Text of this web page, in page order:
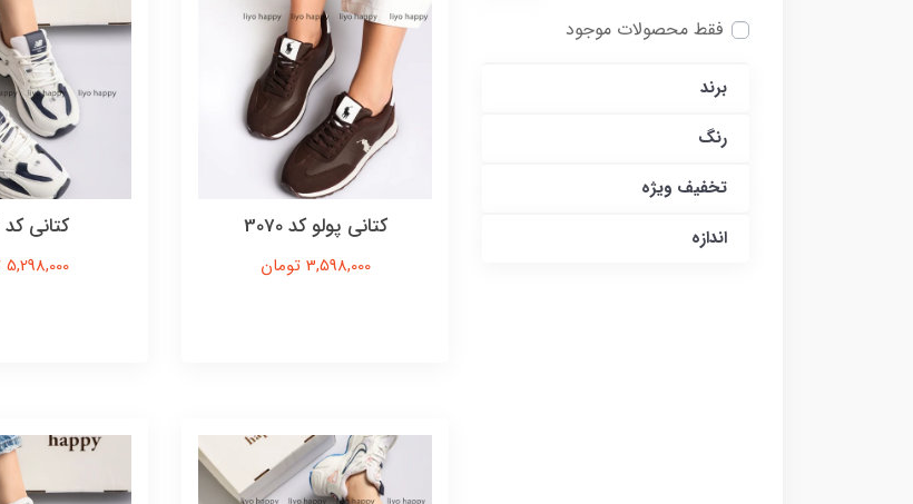
فقط محصولات موجود
برند
رنگ
تخفیف ویژه
اندازه
کتانی پولو کد 3070
3,598,000 تومان
کتانی کد 3022
5,298,000 تومان